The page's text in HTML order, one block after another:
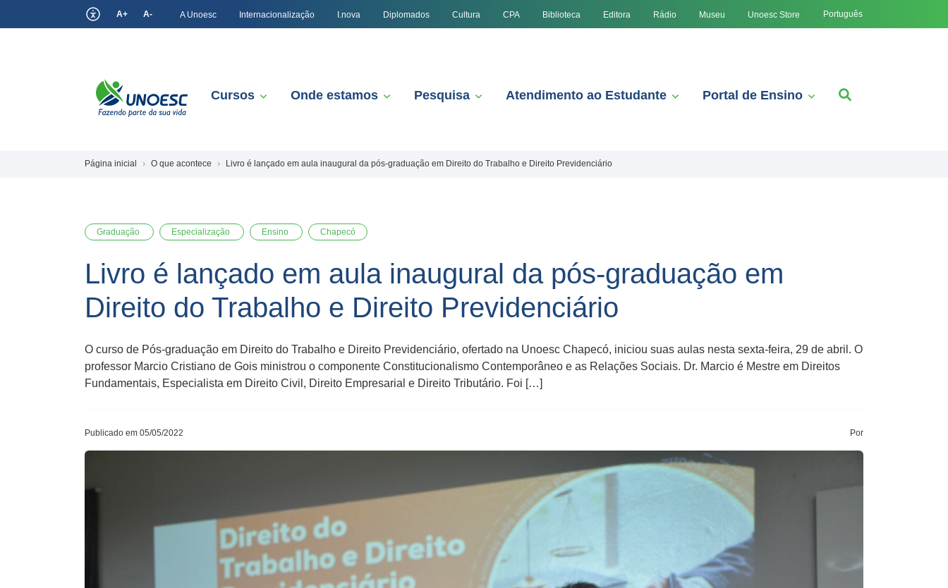
A+ A- A Unoesc Internacionalização I.nova Diplomados Cultura CPA Biblioteca Editora Rádio Museu Unoesc Store Português
Cursos Onde estamos Pesquisa Atendimento ao Estudante Portal de Ensino
Página inicial O que acontece Livro é lançado em aula inaugural da pós-graduação em Direito do Trabalho e Direito Previdenciário
Graduação Especialização Ensino Chapecó
Livro é lançado em aula inaugural da pós-graduação em
Direito do Trabalho e Direito Previdenciário
O curso de Pós-graduação em Direito do Trabalho e Direito Previdenciário, ofertado na Unoesc Chapecó, iniciou suas aulas nesta sexta-feira, 29 de abril. O
professor Marcio Cristiano de Gois ministrou o componente Constitucionalismo Contemporâneo e as Relações Sociais. Dr. Marcio é Mestre em Direitos
Fundamentais, Especialista em Direito Civil, Direito Empresarial e Direito Tributário. Foi […]
Publicado em 05/05/2022 Por